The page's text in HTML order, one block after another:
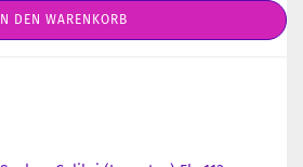
IN DEN WARENKORB